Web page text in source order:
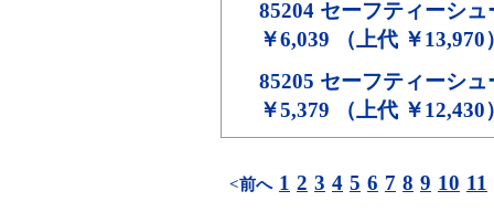
85204 セーフティーシュ
￥6,039 （上代 ￥13,970
85205 セーフティーシュ
￥5,379 （上代 ￥12,430
<前へ 1 2 3 4 5 6 7 8 9 10 11